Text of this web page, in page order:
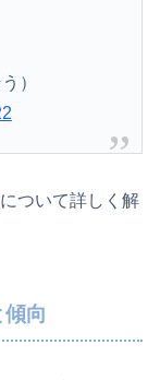
）
ついて詳しく解
向